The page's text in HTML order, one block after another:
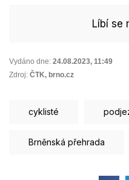
Líbí se
Vydáno dne: 24.08.2023, 11:49
Zdroj: ČTK, brno.cz
cyklisté
Brněnská přehrada